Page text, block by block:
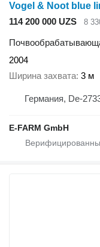
Vogel & Noot blue
114 200 000 UZS
8
2004
Ширина захвата 3 м
Германия, De-
E-FARM GmbH